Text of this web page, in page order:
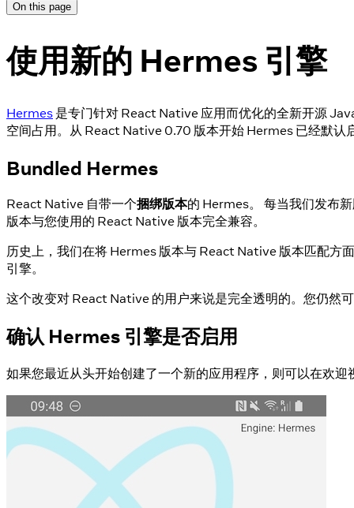
On this page
使用新的 Hermes 引擎
Hermes 是专门针对 React Native 应用而优化的全新开源
空间占用。从 React Native 0.70 版本开始 Hermes 已经默认
Bundled Hermes
React Native 自带一个捆绑版本的 Hermes。 每当我们发布
版本与您使用的 React Native 版本完全兼容。
历史上，我们在将 Hermes 版本与 React Native 版本匹配方
引擎。
这个改变对 React Native 的用户来说是完全透明的。您仍然
确认 Hermes 引擎是否启用
如果您最近从头开始创建了一个新的应用程序，则可以在欢